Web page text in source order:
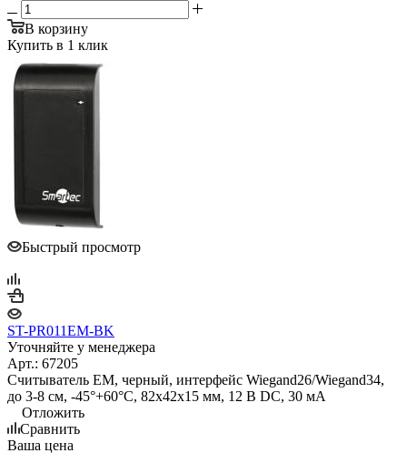
В корзину
Купить в 1 клик
Быстрый просмотр
ST-PR011EM-BK
Уточняйте у менеджера
Арт.: 67205
Считыватель EM, черный, интерфейс Wiegand26/Wiegand34,
до 3-8 см, -45°+60°С, 82х42х15 мм, 12 В DC, 30 мA
Отложить
Сравнить
Ваша цена